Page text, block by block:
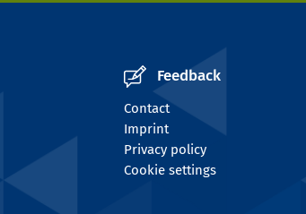
Feedback
Contact
Imprint
Privacy policy
Cookie settings